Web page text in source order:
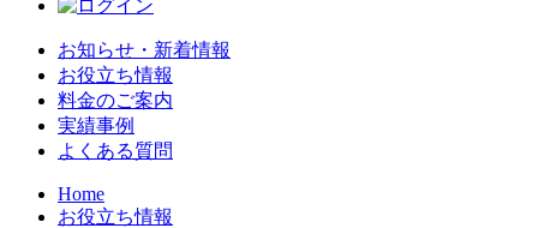
お知らせ・新着情報
お役立ち情報
料金のご案内
実績事例
よくある質問
Home
お役立ち情報